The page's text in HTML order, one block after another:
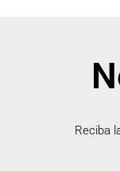
Reciba